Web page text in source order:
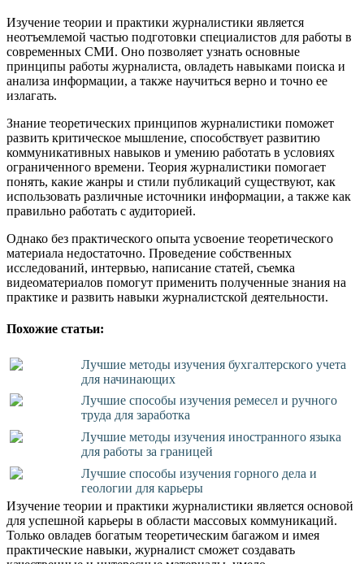
Изучение теории и практики журналистики является
неотъемлемой частью подготовки специалистов для работы в
современных СМИ. Оно позволяет узнать основные
принципы работы журналиста, овладеть навыками поиска и
анализа информации, а также научиться верно и точно ее
излагать.
Знание теоретических принципов журналистики поможет
развить критическое мышление, способствует развитию
коммуникативных навыков и умению работать в условиях
ограниченного времени. Теория журналистики помогает
понять, какие жанры и стили публикаций существуют, как
использовать различные источники информации, а также как
правильно работать с аудиторией.
Однако без практического опыта усвоение теоретического
материала недостаточно. Проведение собственных
исследований, интервью, написание статей, съемка
видеоматериалов помогут применить полученные знания на
практике и развить навыки журналистской деятельности.
Похожие статьи:
Лучшие методы изучения бухгалтерского учета
для начинающих
Лучшие способы изучения ремесел и ручного
труда для заработка
Лучшие методы изучения иностранного языка
для работы за границей
Лучшие способы изучения горного дела и
геологии для карьеры
Изучение теории и практики журналистики является основой
для успешной карьеры в области массовых коммуникаций.
Только овладев богатым теоретическим багажом и имея
практические навыки, журналист сможет создавать